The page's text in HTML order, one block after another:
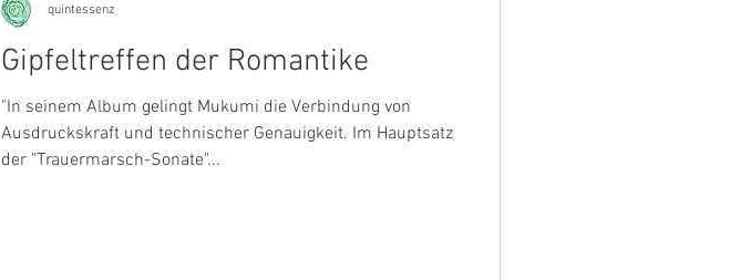
Gipfeltreffen der Romantike
"In seinem Album gelingt Mukumi die Verbindung von
Ausdruckskraft und technischer Genauigkeit. Im Hauptsatz
der "Trauermarsch-Sonate"...
quintessenz